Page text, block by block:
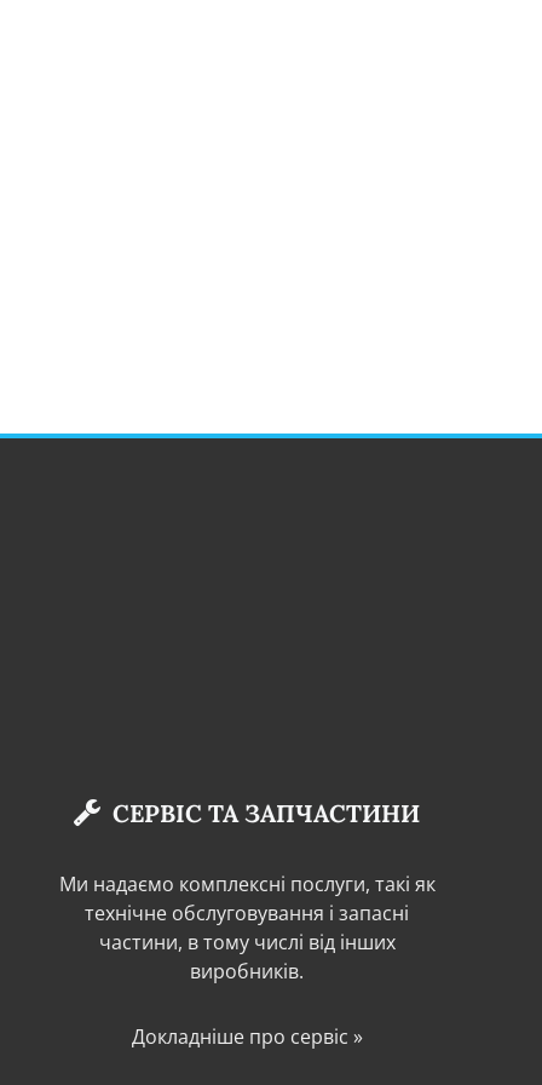
СЕРВІС ТА ЗАПЧАСТИНИ
Ми надаємо комплексні послуги, такі як
технічне обслуговування і запасні
частини, в тому числі від інших
виробників.
Докладніше про сервіс »